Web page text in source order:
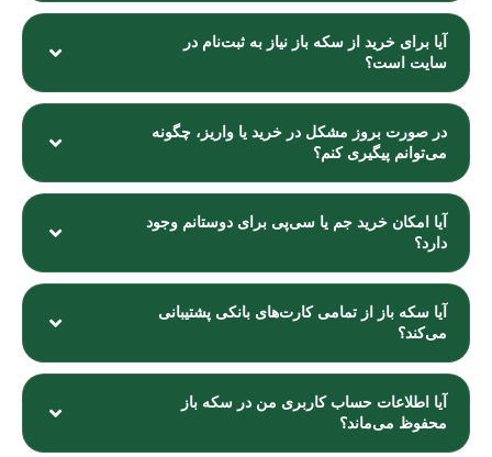
آیا برای خرید از سکه باز نیاز به ثبت‌نام در
سایت است؟
در صورت بروز مشکل در خرید یا واریز، چگونه
می‌توانم پیگیری کنم؟
آیا امکان خرید جم یا سی‌پی برای دوستانم وجود
دارد؟
آیا سکه باز از تمامی کارت‌های بانکی پشتیبانی
می‌کند؟
آیا اطلاعات حساب کاربری من در سکه باز
محفوظ می‌ماند؟